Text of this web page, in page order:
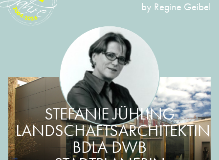
by Regine Geibel
2004-2026
STEFANIE JÜHLING
LANDSCHAFTSARCHITEKTIN
BDLA DWB